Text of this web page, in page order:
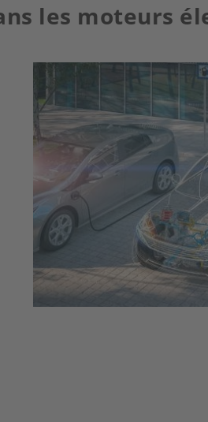
les moteurs